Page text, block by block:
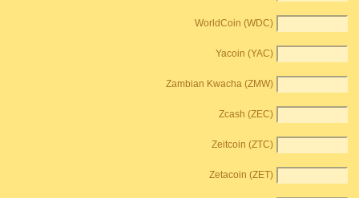
WorldCoin (WDC)
Yacoin (YAC)
Zambian Kwacha (ZMW)
Zcash (ZEC)
Zeitcoin (ZTC)
Zetacoin (ZET)